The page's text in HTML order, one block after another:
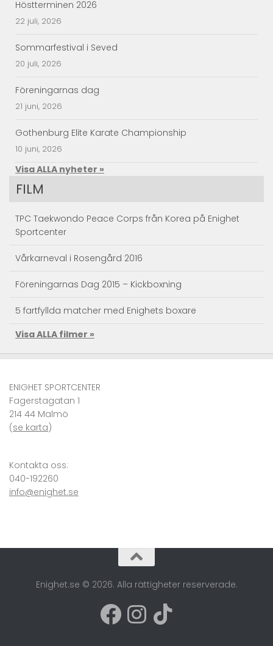
Höstterminen 2026
22 juli, 2026
Sommarfestival i Seved
20 juli, 2026
Föreningarnas dag
21 juni, 2026
Gothenburg Elite Karate Championship
10 juni, 2026
Visa ALLA nyheter »
FILM
TPC Taekwondo Peace Corps från Korea på Enighet
Sportcenter
Vårkarneval i Rosengård 2016
Föreningarnas Dag 2015 – Kickboxning
5 fartfyllda matcher med Enighets boxare
Taekwondo Träningsläger
Se Superkicken – JKA RM Sweden 2010 Karate
VM i karate – självförsvar i världsklass
Visa ALLA filmer »
ENIGHET SPORTCENTER
Fagerstagatan 1
214 44 Malmö
(se karta)
Kontakta oss:
040-192260
info@enighet.se
Enighet.se © 2026. Alla rättigheter reserverade.